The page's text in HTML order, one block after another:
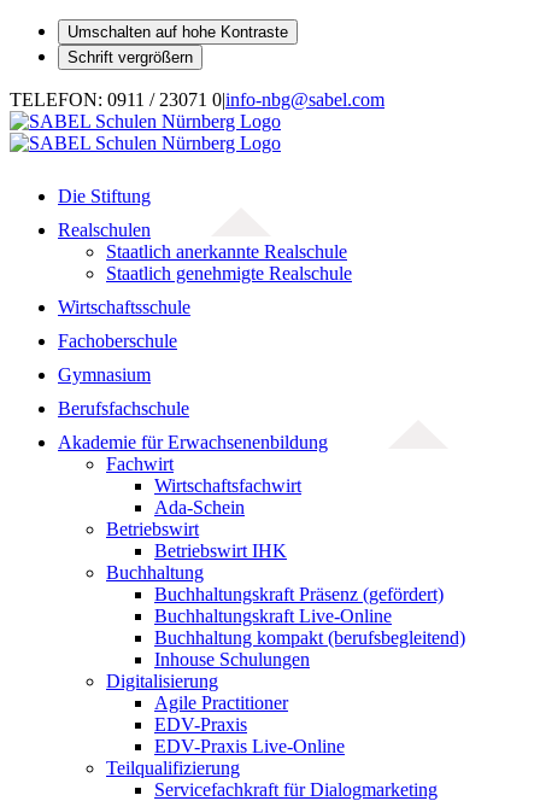
Umschalten auf hohe Kontraste
Schrift vergrößern
Zum
Inhalt
springen
TELEFON: 0911 / 23071 0|info-nbg@sabel.com
Die Stiftung
Realschulen
Staatlich anerkannte Realschule
Staatlich genehmigte Realschule
Wirtschaftsschule
Fachoberschule
Gymnasium
Berufsfachschule
Akademie für Erwachsenenbildung
Fachwirt
Wirtschaftsfachwirt
Ada-Schein
Betriebswirt
Betriebswirt IHK
Buchhaltung
Buchhaltungskraft Präsenz (gefördert)
Buchhaltungskraft Live-Online
Buchhaltung kompakt (berufsbegleitend)
Inhouse Schulungen
Digitalisierung
Agile Practitioner
EDV-Praxis
EDV-Praxis Live-Online
Teilqualifizierung
Servicefachkraft für Dialogmarketing